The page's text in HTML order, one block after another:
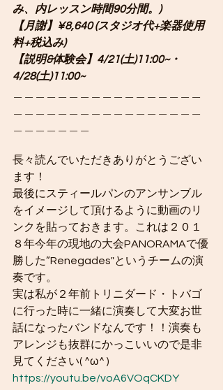
み、内レッスン時間90分間。)
【月謝】¥8,640 (スタジオ代+楽器使用
料+税込み)
【説明&体験会】4/21(土)11:00~・
4/28(土)11:00~
長々読んでいただきありがとうござい
ます！
最後にスティールパンのアンサンブル
をイメージして頂けるように動画のリ
ンクを貼っておきます。これは２０１
８年今年の現地の大会PANORAMAで優
勝した”Renegades"というチームの演
奏です。
実は私が２年前トリニダード・トバゴ
に行った時に一緒に演奏して大変お世
話になったバンドなんです！！演奏も
アレンジも抜群にかっこいいので是非
見てください( ^ω^ )
https://youtu.be/voA6VOqCKDY